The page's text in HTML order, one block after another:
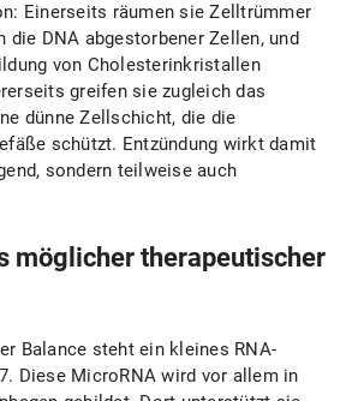
Einerseits räumen sie Zelltrümmer
die DNA abgestorbener Zellen, und
von Cholesterinkristallen
greifen sie zugleich das
dünne Zellschicht, die die
schützt. Entzündung wirkt damit
sondern teilweise auch
möglicher therapeutischer
Balance steht ein kleines RNA-
Diese MicroRNA wird vor allem in